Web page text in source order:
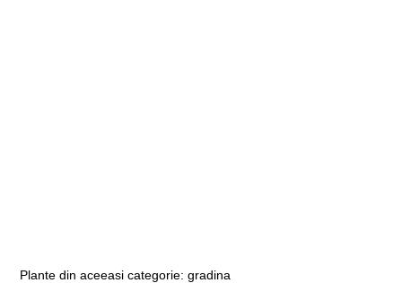
Plante din aceeasi categorie: gradina